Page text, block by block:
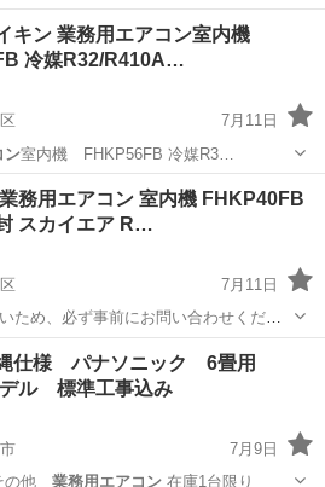
季節、空調家電
キン 業務用エアコン室内機
冷媒R32/R410A…
7月11日
ン室内機 FHKP56FB 冷媒R3…
調家電 業務用エアコン
務用エアコン 室内機 FHKP40FB
スカイエア R…
7月11日
ため、必ず事前にお問い合わせくださ
の上、ご購入ください。基本的にノー
...
家電 スカイ
仕様 パナソニック 6畳用
デル 標準工事込み
7月9日
の他 業務用エアコン 在庫1台限り